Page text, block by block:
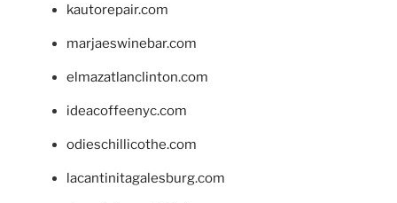
kautorepair.com
marjaeswinebar.com
elmazatlanclinton.com
ideacoffeenyc.com
odieschillicothe.com
lacantinitagalesburg.com